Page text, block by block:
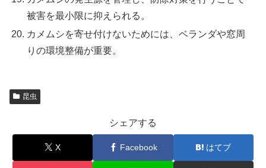
被害を最小限に抑えられる。
カメムシを寄せ付けないためには、ベランダや窓周
りの環境整備が重要。
昆虫
シェアする
X Facebook はてブ